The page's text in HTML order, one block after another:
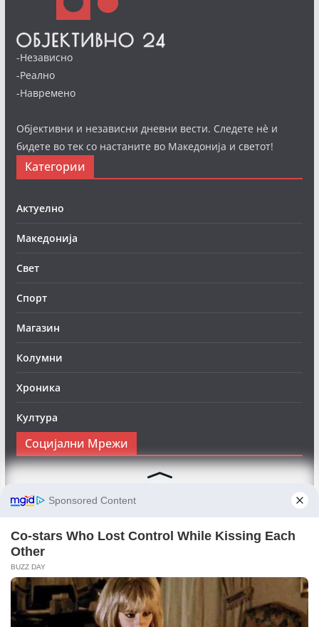
-Независно
-Реално
-Навремено
Објективни и независни дневни вести. Следете нè и
бидете во тек со настаните во Македонија и светот!
Категории
Актуелно
Македонија
Свет
Спорт
Магазин
Колумни
Хроника
Култура
Социјални Мрежи
Следете нè на Фејсбук за да сте во тек со најновите